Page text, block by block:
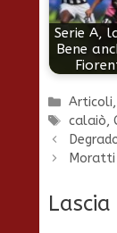
Serie A,
Bene
Articoli,
Tag
calaiò,